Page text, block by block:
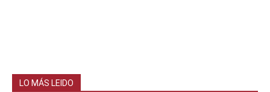
LO MÁS LEIDO